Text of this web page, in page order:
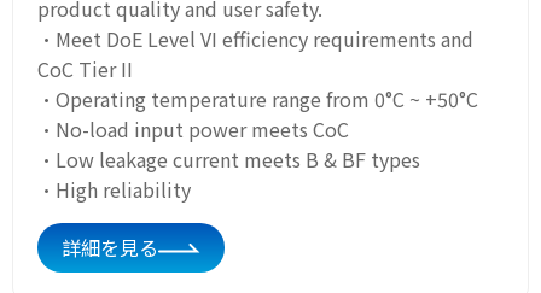
product quality and user safety.
·Meet DoE Level VI efficiency requirements and
CoC Tier II
·Operating temperature range from 0°C ~ +50°C
·No-load input power meets CoC
·Low leakage current meets B & BF types
·High reliability
詳細を見る